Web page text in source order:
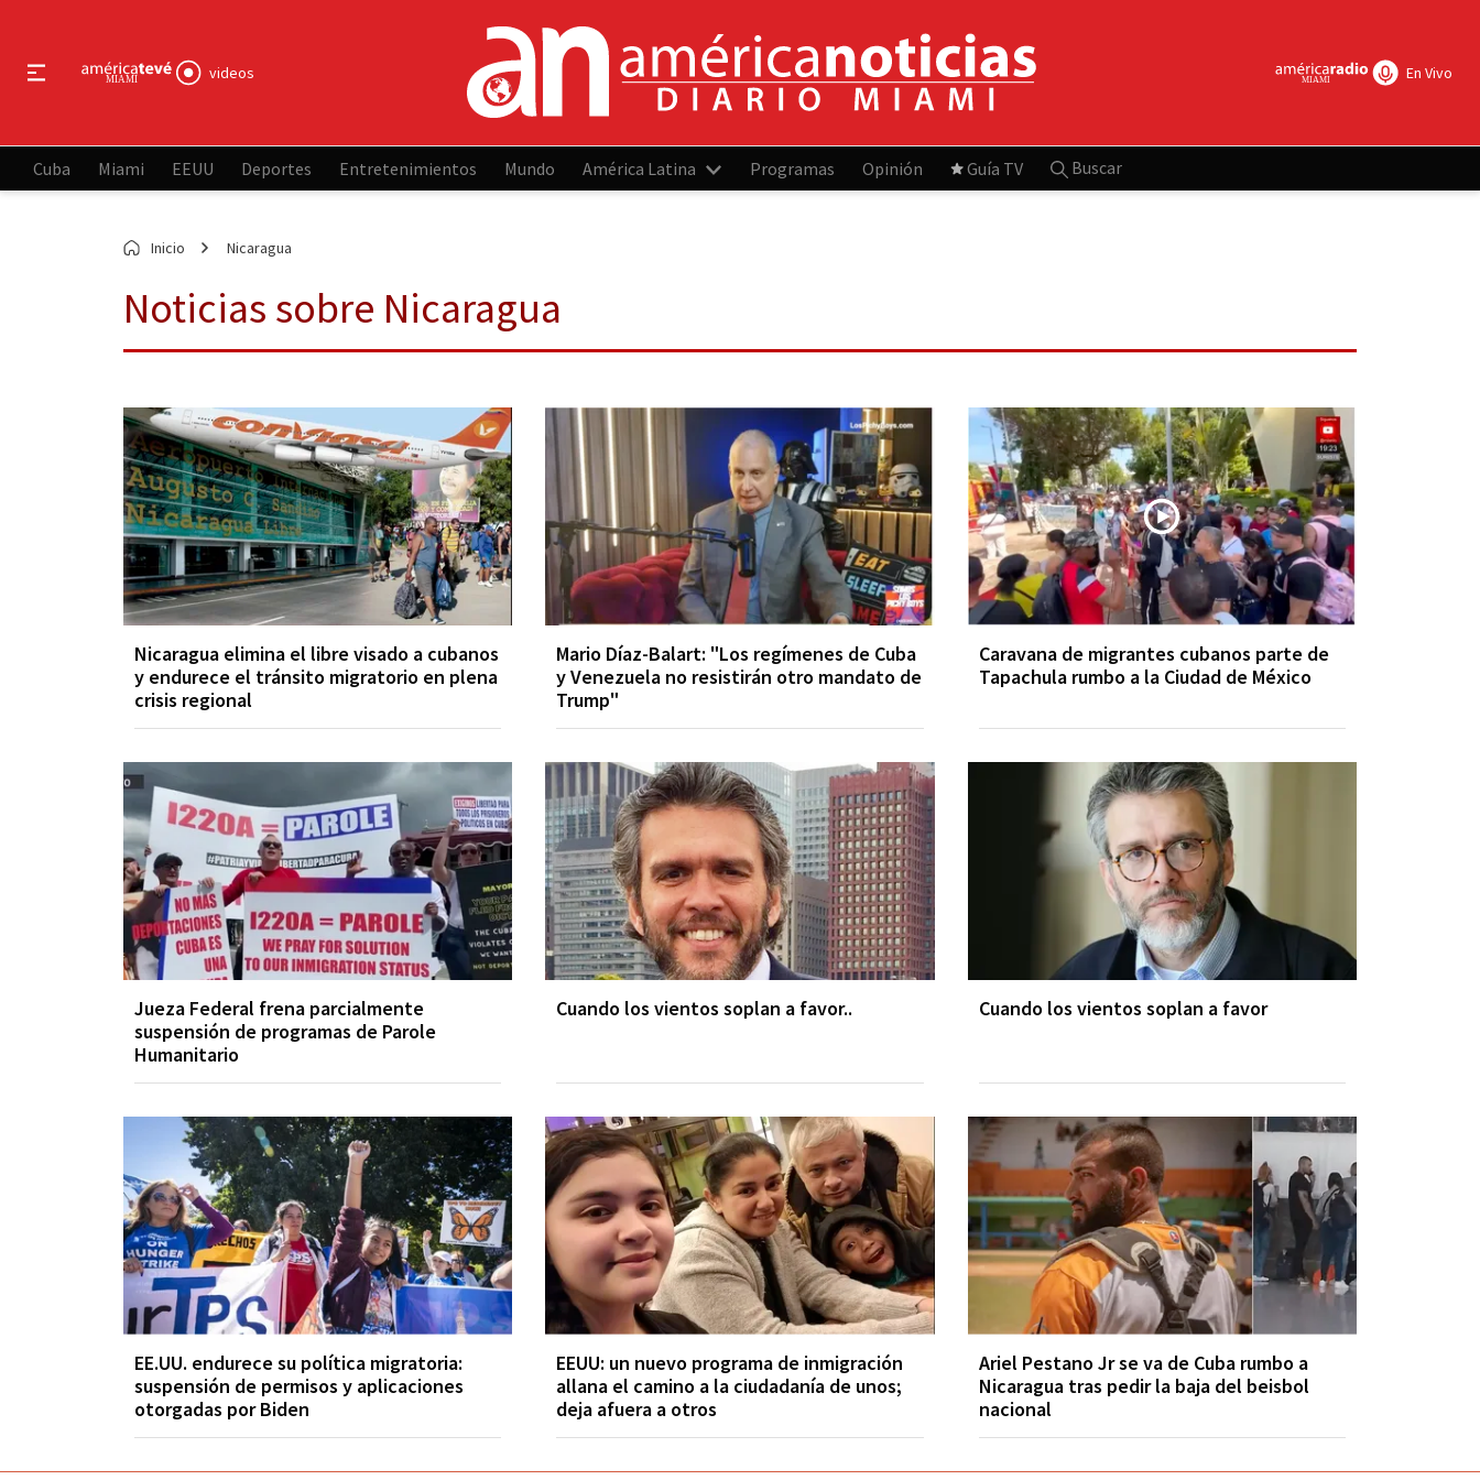
videos En Vivo
Cuba Miami EEUU Deportes Entretenimientos Mundo América Latina Programas Opinión Guía TV Buscar
Inicio Nicaragua
Noticias sobre Nicaragua
Nicaragua elimina el libre visado a cubanos
y endurece el tránsito migratorio en plena
crisis regional
Mario Díaz-Balart: "Los regímenes de Cuba
y Venezuela no resistirán otro mandato de
Trump"
Caravana de migrantes cubanos parte de
Tapachula rumbo a la Ciudad de México
Jueza Federal frena parcialmente
suspensión de programas de Parole
Humanitario
Cuando los vientos soplan a favor.. Cuando los vientos soplan a favor
EE.UU. endurece su política migratoria:
suspensión de permisos y aplicaciones
otorgadas por Biden
EEUU: un nuevo programa de inmigración
allana el camino a la ciudadanía de unos;
deja afuera a otros
Ariel Pestano Jr se va de Cuba rumbo a
Nicaragua tras pedir la baja del beisbol
nacional